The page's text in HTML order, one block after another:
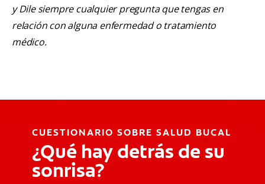
y Dile siempre cualquier pregunta que tengas en
relación con alguna enfermedad o tratamiento
médico.
CUESTIONARIO SOBRE SALUD BUCAL
¿Qué hay detrás de su
sonrisa?